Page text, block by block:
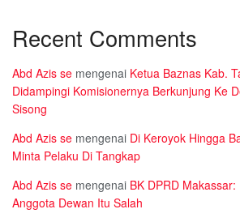
Recent Comments
Abd Azis se mengenai Ketua Baznas Kab.
Didampingi Komisionernya Berkunjung Ke
Sisong
Abd Azis se mengenai Di Keroyok Hingga
Minta Pelaku Di Tangkap
Abd Azis se mengenai BK DPRD
Anggota Dewan Itu Salah